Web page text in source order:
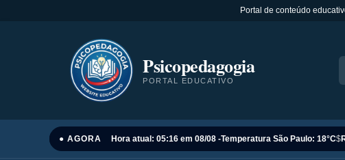
Portal de conteúdo
Psicopedagogia
PORTAL EDUCATIVO
● AGORA Hora atual: 05:16 em 08/08 -Temperatura São Paulo: 18°C$